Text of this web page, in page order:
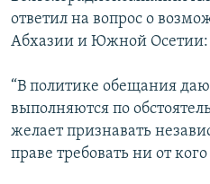
ответил на вопрос о
Абхазии и Южной Осетии:
“В политике обещания
выполняются по
желает признавать
праве требовать ни от